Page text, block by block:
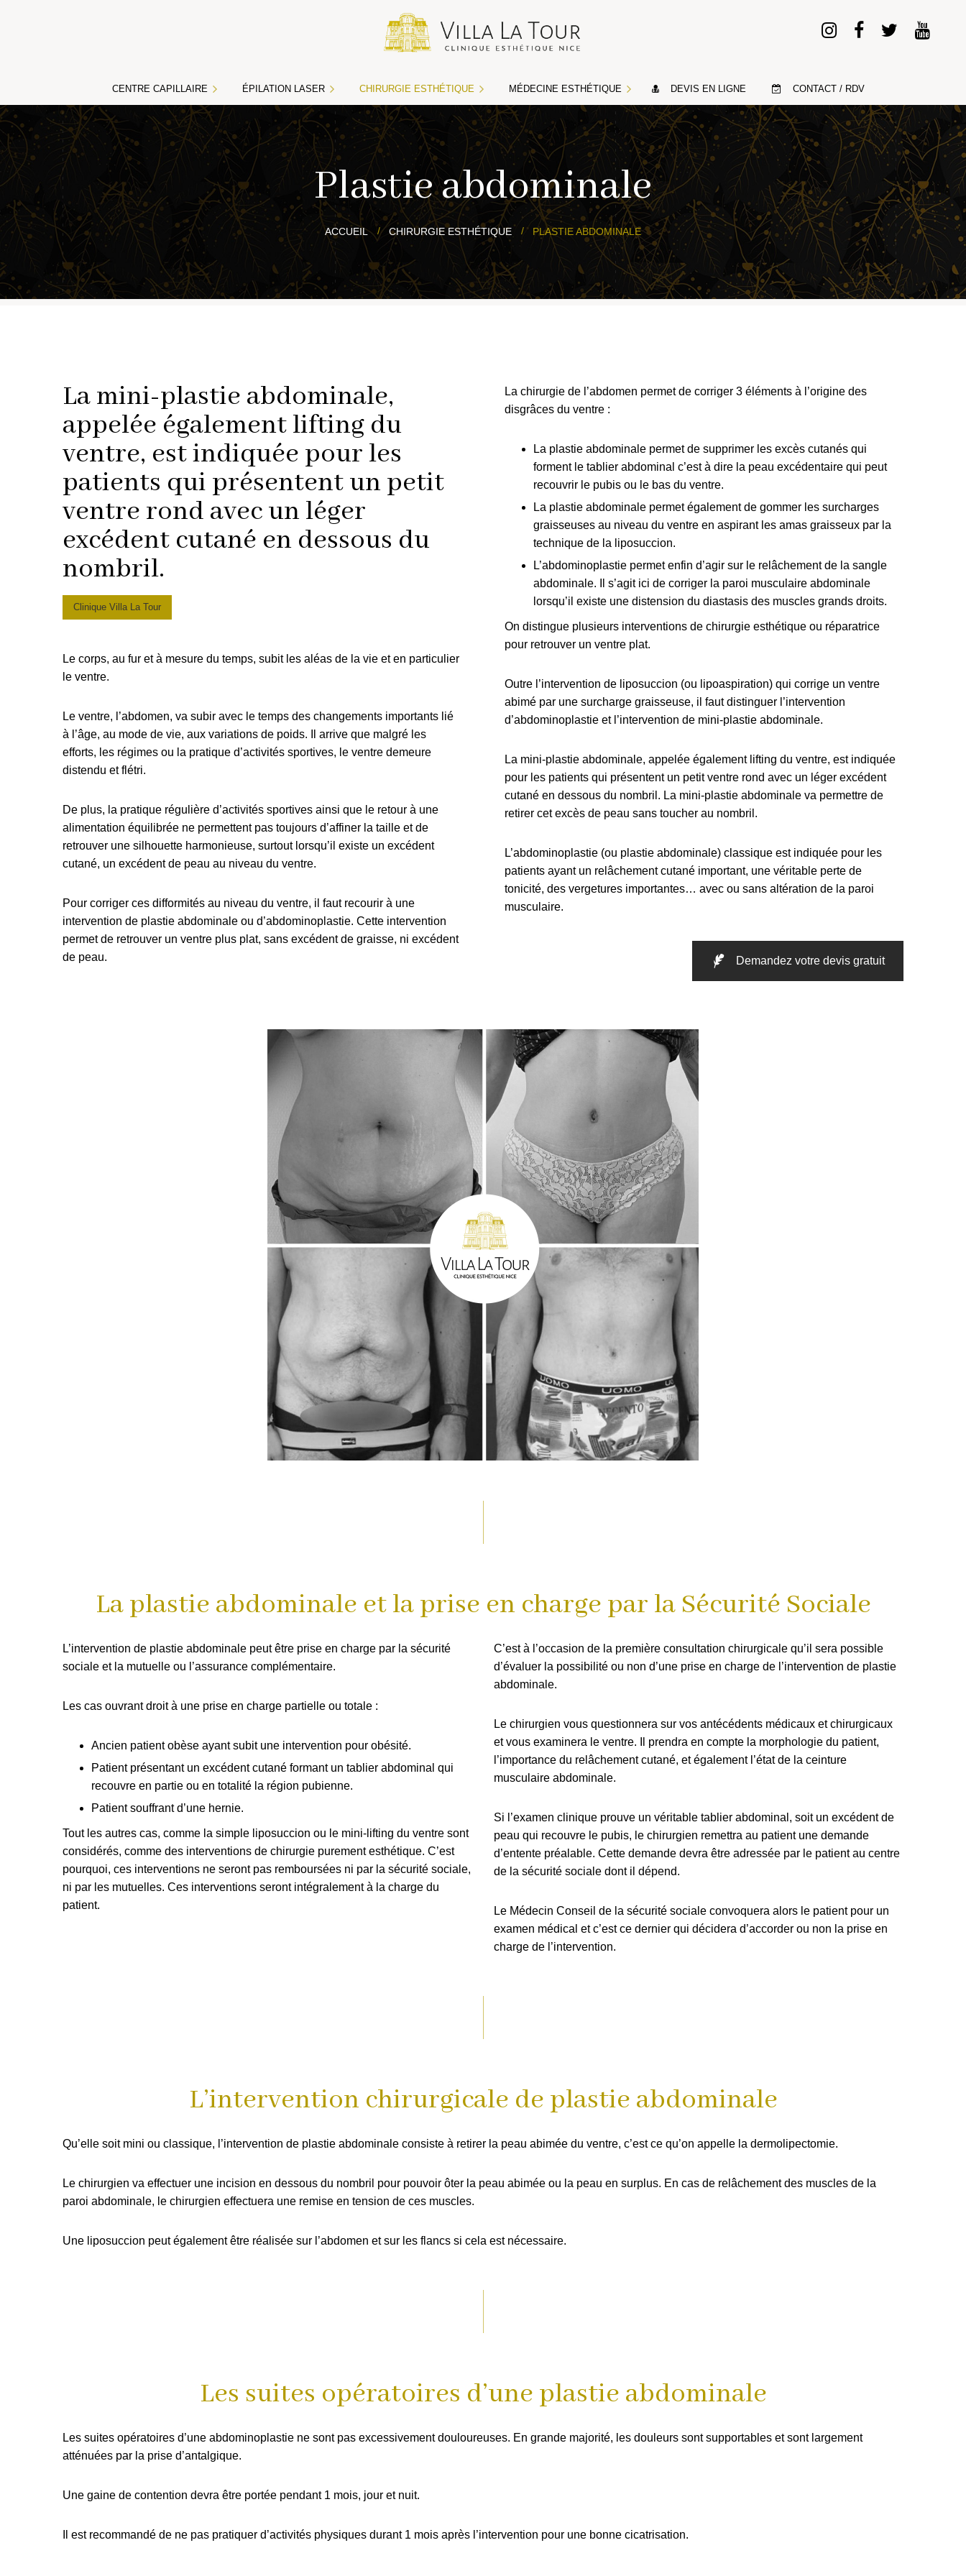
CENTRE CAPILLAIRE ÉPILATION LASER
L’épilation définitive au laser médical
Tarifs épilation laser
CHIRURGIE ESTHÉTIQUE MÉDECINE ESTHÉTIQUE
Acide hyaluronique
Botox
Cryolipolyse
Lasers CO2
Macrolane
Mésolift ou mésotherapie
Traitements contre la transpiration
DEVIS EN LIGNE CONTACT / RDV
Plastie abdominale
ACCUEIL CHIRURGIE ESTHÉTIQUE PLASTIE ABDOMINALE
La mini-plastie abdominale,
appelée également lifting du
ventre, est indiquée pour les
patients qui présentent un petit
ventre rond avec un léger
excédent cutané en dessous du
nombril.
Clinique Villa La Tour
Le corps, au fur et à mesure du temps, subit les aléas de la vie et en particulier
le ventre.
Le ventre, l’abdomen, va subir avec le temps des changements importants lié
à l’âge, au mode de vie, aux variations de poids. Il arrive que malgré les
efforts, les régimes ou la pratique d’activités sportives, le ventre demeure
distendu et flétri.
De plus, la pratique régulière d’activités sportives ainsi que le retour à une
alimentation équilibrée ne permettent pas toujours d’affiner la taille et de
retrouver une silhouette harmonieuse, surtout lorsqu’il existe un excédent
cutané, un excédent de peau au niveau du ventre.
Pour corriger ces difformités au niveau du ventre, il faut recourir à une
intervention de plastie abdominale ou d’abdominoplastie. Cette intervention
permet de retrouver un ventre plus plat, sans excédent de graisse, ni excédent
de peau.
La chirurgie de l’abdomen permet de corriger 3 éléments à l’origine des
disgrâces du ventre :
La plastie abdominale permet de supprimer les excès cutanés qui
forment le tablier abdominal c’est à dire la peau excédentaire qui peut
recouvrir le pubis ou le bas du ventre.
La plastie abdominale permet également de gommer les surcharges
graisseuses au niveau du ventre en aspirant les amas graisseux par la
technique de la liposuccion.
L’abdominoplastie permet enfin d’agir sur le relâchement de la sangle
abdominale. Il s’agit ici de corriger la paroi musculaire abdominale
lorsqu’il existe une distension du diastasis des muscles grands droits.
On distingue plusieurs interventions de chirurgie esthétique ou réparatrice
pour retrouver un ventre plat.
Outre l’intervention de liposuccion (ou lipoaspiration) qui corrige un ventre
abimé par une surcharge graisseuse, il faut distinguer l’intervention
d’abdominoplastie et l’intervention de mini-plastie abdominale.
La mini-plastie abdominale, appelée également lifting du ventre, est indiquée
pour les patients qui présentent un petit ventre rond avec un léger excédent
cutané en dessous du nombril. La mini-plastie abdominale va permettre de
retirer cet excès de peau sans toucher au nombril.
L’abdominoplastie (ou plastie abdominale) classique est indiquée pour les
patients ayant un relâchement cutané important, une véritable perte de
tonicité, des vergetures importantes… avec ou sans altération de la paroi
musculaire.
Demandez votre devis gratuit
La plastie abdominale et la prise en charge par la Sécurité Sociale
L’intervention de plastie abdominale peut être prise en charge par la sécurité
sociale et la mutuelle ou l’assurance complémentaire.
Les cas ouvrant droit à une prise en charge partielle ou totale :
Ancien patient obèse ayant subit une intervention pour obésité.
Patient présentant un excédent cutané formant un tablier abdominal qui
recouvre en partie ou en totalité la région pubienne.
Patient souffrant d’une hernie.
Tout les autres cas, comme la simple liposuccion ou le mini-lifting du ventre sont
considérés, comme des interventions de chirurgie purement esthétique. C’est
pourquoi, ces interventions ne seront pas remboursées ni par la sécurité sociale,
ni par les mutuelles. Ces interventions seront intégralement à la charge du
patient.
C’est à l’occasion de la première consultation chirurgicale qu’il sera possible
d’évaluer la possibilité ou non d’une prise en charge de l’intervention de plastie
abdominale.
Le chirurgien vous questionnera sur vos antécédents médicaux et chirurgicaux
et vous examinera le ventre. Il prendra en compte la morphologie du patient,
l’importance du relâchement cutané, et également l’état de la ceinture
musculaire abdominale.
Si l’examen clinique prouve un véritable tablier abdominal, soit un excédent de
peau qui recouvre le pubis, le chirurgien remettra au patient une demande
d’entente préalable. Cette demande devra être adressée par le patient au centre
de la sécurité sociale dont il dépend.
Le Médecin Conseil de la sécurité sociale convoquera alors le patient pour un
examen médical et c’est ce dernier qui décidera d’accorder ou non la prise en
charge de l’intervention.
L’intervention chirurgicale de plastie abdominale
Qu’elle soit mini ou classique, l’intervention de plastie abdominale consiste à retirer la peau abimée du ventre, c’est ce qu’on appelle la dermolipectomie.
Le chirurgien va effectuer une incision en dessous du nombril pour pouvoir ôter la peau abimée ou la peau en surplus. En cas de relâchement des muscles de la
paroi abdominale, le chirurgien effectuera une remise en tension de ces muscles.
Une liposuccion peut également être réalisée sur l’abdomen et sur les flancs si cela est nécessaire.
Les suites opératoires d’une plastie abdominale
Les suites opératoires d’une abdominoplastie ne sont pas excessivement douloureuses. En grande majorité, les douleurs sont supportables et sont largement
atténuées par la prise d’antalgique.
Une gaine de contention devra être portée pendant 1 mois, jour et nuit.
Il est recommandé de ne pas pratiquer d’activités physiques durant 1 mois après l’intervention pour une bonne cicatrisation.